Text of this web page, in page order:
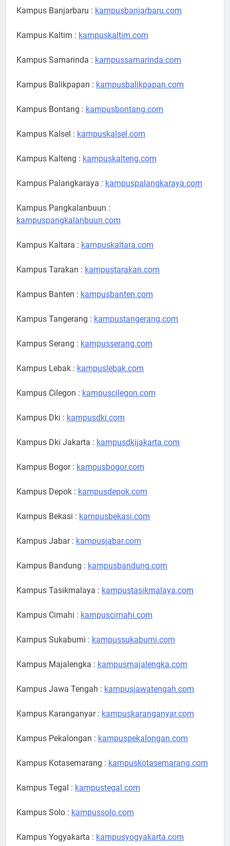
Kampus Banjarbaru : kampusbanjarbaru.com
Kampus Kaltim : kampuskaltim.com
Kampus Samarinda : kampussamarinda.com
Kampus Balikpapan : kampusbalikpapan.com
Kampus Bontang : kampusbontang.com
Kampus Kalsel : kampuskalsel.com
Kampus Kalteng : kampuskalteng.com
Kampus Palangkaraya : kampuspalangkaraya.com
Kampus Pangkalanbuun :
kampuspangkalanbuun.com
Kampus Kaltara : kampuskaltara.com
Kampus Tarakan : kampustarakan.com
Kampus Banten : kampusbanten.com
Kampus Tangerang : kampustangerang.com
Kampus Serang : kampusserang.com
Kampus Lebak : kampuslebak.com
Kampus Cilegon : kampuscilegon.com
Kampus Dki : kampusdki.com
Kampus Dki Jakarta : kampusdkijakarta.com
Kampus Bogor : kampusbogor.com
Kampus Depok : kampusdepok.com
Kampus Bekasi : kampusbekasi.com
Kampus Jabar : kampusjabar.com
Kampus Bandung : kampusbandung.com
Kampus Tasikmalaya : kampustasikmalaya.com
Kampus Cimahi : kampuscimahi.com
Kampus Sukabumi : kampussukabumi.com
Kampus Majalengka : kampusmajalengka.com
Kampus Jawa Tengah : kampusjawatengah.com
Kampus Karanganyar : kampuskaranganyar.com
Kampus Pekalongan : kampuspekalongan.com
Kampus Kotasemarang : kampuskotasemarang.com
Kampus Tegal : kampustegal.com
Kampus Solo : kampussolo.com
Kampus Yogyakarta : kampusyogyakarta.com